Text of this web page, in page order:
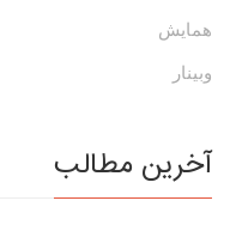
همایش
وبینار
آخرین مطالب